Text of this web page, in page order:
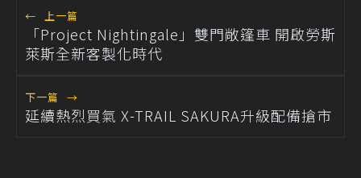
← 上一篇
「Project Nightingale」雙門敞篷車 開啟勞斯
萊斯全新客製化時代
下一篇 →
延續熱烈買氣 X-TRAIL SAKURA升級配備搶市